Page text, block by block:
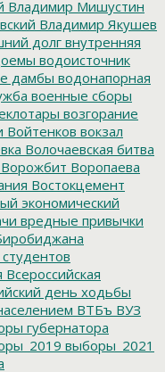
Владимир Мишустин
Владимир Якушев
долг внутренняя
водоисточник
дамбы водонапорная
военные сборы
возгорание
Войтенков вокзал
Волочаевская битва
Ворожбит Воропаева
Востокцемент
экономический
вредные привычки
Всероссийская
день ходьбы
ВТБъ ВУЗ
губернатора
выборы_2021